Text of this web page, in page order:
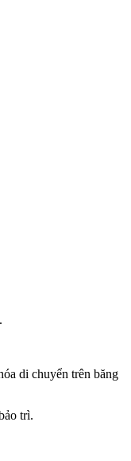
di chuyển trên băng
trì.